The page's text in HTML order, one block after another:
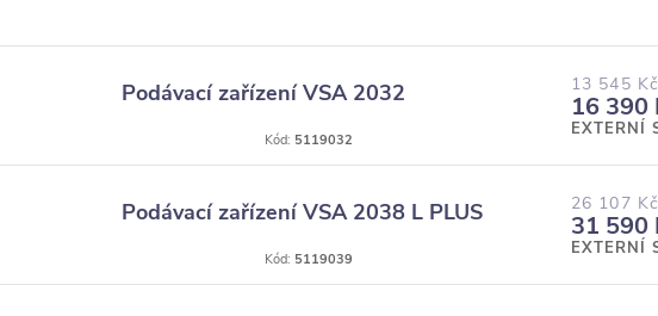
Podávací zařízení VSA 2032 13 545
16 390
EXTERNÍ
Kód: 5119032
Podávací zařízení VSA 2038 L PLUS 26 107
31 590
EXTERNÍ
Kód: 5119039